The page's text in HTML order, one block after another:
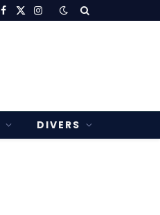
Facebook
X
Instagram
DIVERS